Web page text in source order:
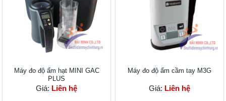
Máy đo độ ẩm hạt MINI GAC
PLUS
Giá: Liên hệ
Máy đo độ ẩm cầm tay M3G
Giá: Liên hệ